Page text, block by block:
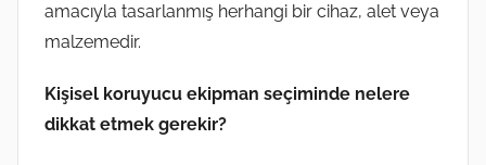
amacıyla tasarlanmış herhangi bir cihaz, alet veya
malzemedir.
Kişisel koruyucu ekipman seçiminde nelere
dikkat etmek gerekir?